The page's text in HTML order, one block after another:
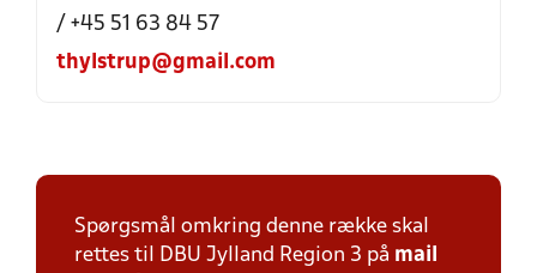
/ +45 51 63 84 57
thylstrup@gmail.com
Spørgsmål omkring denne række skal
rettes til DBU Jylland Region 3 på mail